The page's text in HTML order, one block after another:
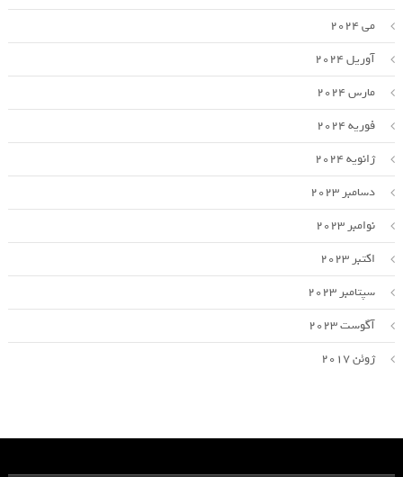
می 2024
آوریل 2024
مارس 2024
فوریه 2024
ژانویه 2024
دسامبر 2023
نوامبر 2023
اکتبر 2023
سپتامبر 2023
آگوست 2023
ژوئن 2017